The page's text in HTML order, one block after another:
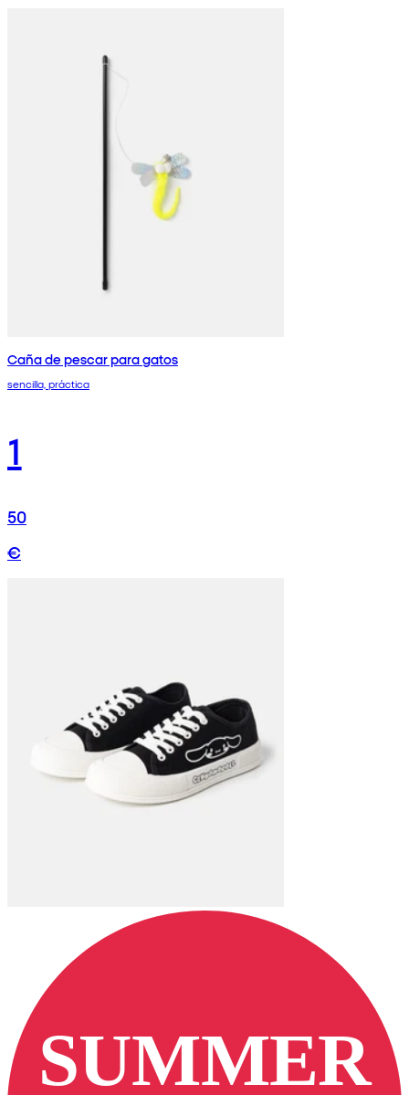
Caña de pescar para gatos
sencilla, práctica
1
50
€